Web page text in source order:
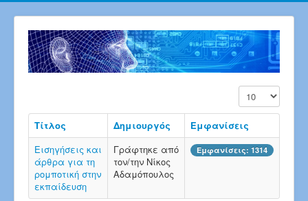
Εμφάνιση #
Τίτλος Δημιουργός
Εμφανίσεις
Εισηγήσεις και
άρθρα για τη
ρομποτική στην
εκπαίδευση
Γράφτηκε από
τον/την Νίκος
Αδαμόπουλος
Εμφανίσεις: 1314